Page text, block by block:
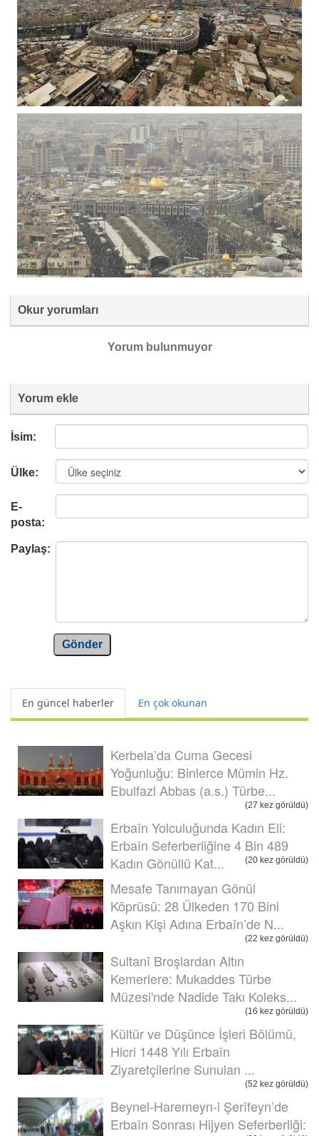
Okur yorumları
Yorum bulunmuyor
Yorum ekle
İsim:
Ülke:
E-
posta:
Paylaş:
Gönder
En güncel haberler En çok okunan
Kerbela’da Cuma Gecesi
Yoğunluğu: Binlerce Mümin Hz.
Ebulfazl Abbas (a.s.) Türbe...
(27 kez görüldü)
Erbaîn Yolculuğunda Kadın Eli:
Erbaîn Seferberliğine 4 Bin 489
Kadın Gönüllü Kat...
(20 kez görüldü)
Mesafe Tanımayan Gönül
Köprüsü: 28 Ülkeden 170 Bini
Aşkın Kişi Adına Erbaîn’de N...
(22 kez görüldü)
Sultanî Broşlardan Altın
Kemerlere: Mukaddes Türbe
Müzesi'nde Nadide Takı Koleks...
(16 kez görüldü)
Kültür ve Düşünce İşleri Bölümü,
Hicri 1448 Yılı Erbaîn
Ziyaretçilerine Sunulan ...
(52 kez görüldü)
Beynel-Haremeyn-i Şerîfeyn’de
Erbaîn Sonrası Hijyen Seferberliği: